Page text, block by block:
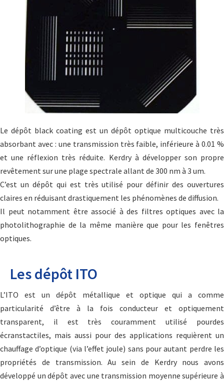
Le dépôt black coating est un dépôt optique multicouche très
absorbant avec : une transmission très faible, inférieure à 0.01 %
et une réflexion très réduite. Kerdry à développer son propre
revêtement sur une plage spectrale allant de 300 nm à 3 um.
C’est un dépôt qui est très utilisé pour définir des ouvertures
claires en réduisant drastiquement les phénomènes de diffusion.
Il peut notamment être associé à des filtres optiques avec la
photolithographie de la même manière que pour les fenêtres
optiques.
Les dépôt ITO
L’ITO est un dépôt métallique et optique qui a comme
particularité d’être à la fois conducteur et optiquement
transparent, il est très couramment utilisé pourdes
écranstactiles, mais aussi pour des applications requièrent un
chauffage d’optique (via l’effet joule) sans pour autant perdre les
propriétés de transmission. Au sein de Kerdry nous avons
développé un dépôt avec une transmission moyenne supérieure à